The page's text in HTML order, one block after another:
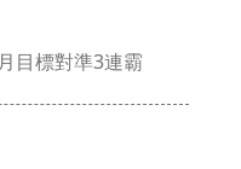
目標對準3連霸